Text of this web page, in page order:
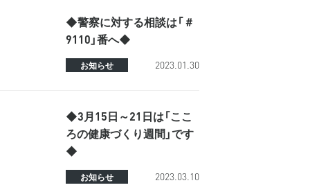
◆警察に対する相談は「＃
9110」番へ◆
お知らせ 2023.01.30
◆3月15日～21日は「ここ
ろの健康づくり週間」です
◆
お知らせ 2023.03.10